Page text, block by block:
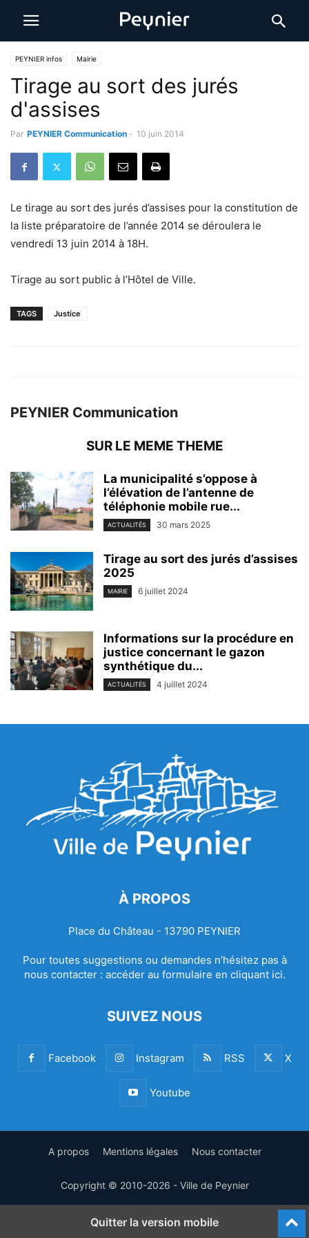
PEYNIER infos Mairie
Tirage au sort des jurés
d'assises
Par PEYNIER Communication - 10 juin 2014
Le tirage au sort des jurés d’assises pour la constitution de
la liste préparatoire de l’année 2014 se déroulera le
vendredi 13 juin 2014 à 18H.
Tirage au sort public à l’Hôtel de Ville.
TAGS Justice
PEYNIER Communication
SUR LE MEME THEME
La municipalité s’oppose à
l’élévation de l’antenne de
téléphonie mobile rue...
ACTUALITÉS 30 mars 2025
Tirage au sort des jurés d’assises
2025
MAIRIE 6 juillet 2024
Informations sur la procédure en
justice concernant le gazon
synthétique du...
ACTUALITÉS 4 juillet 2024
À PROPOS
Place du Château - 13790 PEYNIER
Pour toutes suggestions ou demandes n’hésitez pas à
nous contacter : accéder au formulaire en cliquant ici.
SUIVEZ NOUS
Facebook Instagram RSS X
Youtube
A propos Mentions légales Nous contacter
Copyright © 2010-2026 - Ville de Peynier
Quitter la version mobile